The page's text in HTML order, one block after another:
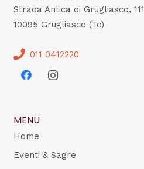
Strada Antica di Grugliasco, 111
10095 Grugliasco (To)
011 0412220
MENU
Home
Eventi & Sagre